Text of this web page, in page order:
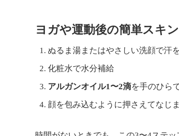
ヨガや運動後の簡単スキ
ぬるま湯またはやさしい洗顔で汗
化粧水で水分補給
アルガンオイル1〜2滴を手のひら
顔を包み込むように押さえてなじ